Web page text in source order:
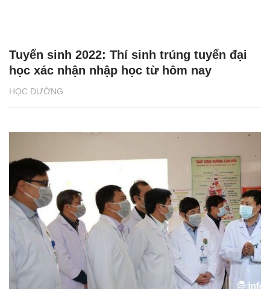
HỌC ĐƯỜNG
Tuyển sinh 2022: Thí sinh trúng tuyển đại
học xác nhận nhập học từ hôm nay